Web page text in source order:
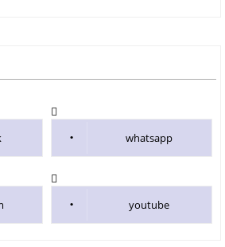
whatsapp
youtube